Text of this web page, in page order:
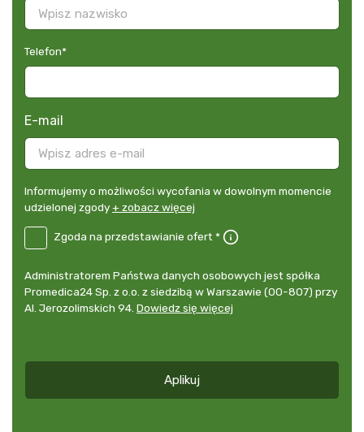
Telefon*
E-mail
Informujemy
o
wycofania
dowolnym
momencie
udzielonej
Informujemy o możliwości wycofania w dowolnym momencie
udzielonej zgody+ zobacz więcej
DE
przedstawianie
Zgoda na przedstawianie ofert *
Administrator
danych
osobowych
Administratorem Państwa danych osobowych jest spółka
Promedica24 Sp. z o.o. z siedzibą w Warszawie (00-807) przy
Al. Jerozolimskich 94. Dowiedz się więcej
Aplikuj